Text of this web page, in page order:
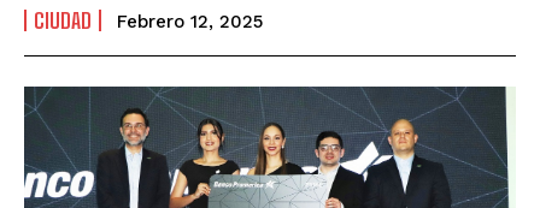
CIUDAD Febrero 12, 2025